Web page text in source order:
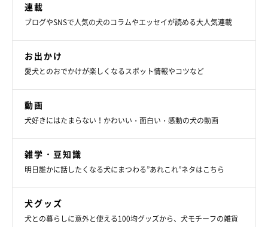
連載
ブログやSNSで人気の犬のコラムやエッセイが読める大人気連載
お出かけ
愛犬とのおでかけが楽しくなるスポット情報やコツなど
動画
犬好きにはたまらない！かわいい・面白い・感動の犬の動画
雑学・豆知識
明日誰かに話したくなる犬にまつわる”あれこれ”ネタはこちら
犬グッズ
犬との暮らしに意外と使える100均グッズから、犬モチーフの雑貨